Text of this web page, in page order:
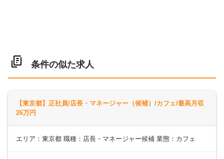
条件の似た求人
【東京都】正社員/店長・マネージャー（候補）/カフェ/最高月収
26万円
エリア：東京都 職種：店長・マネージャー候補 業態：カフェ